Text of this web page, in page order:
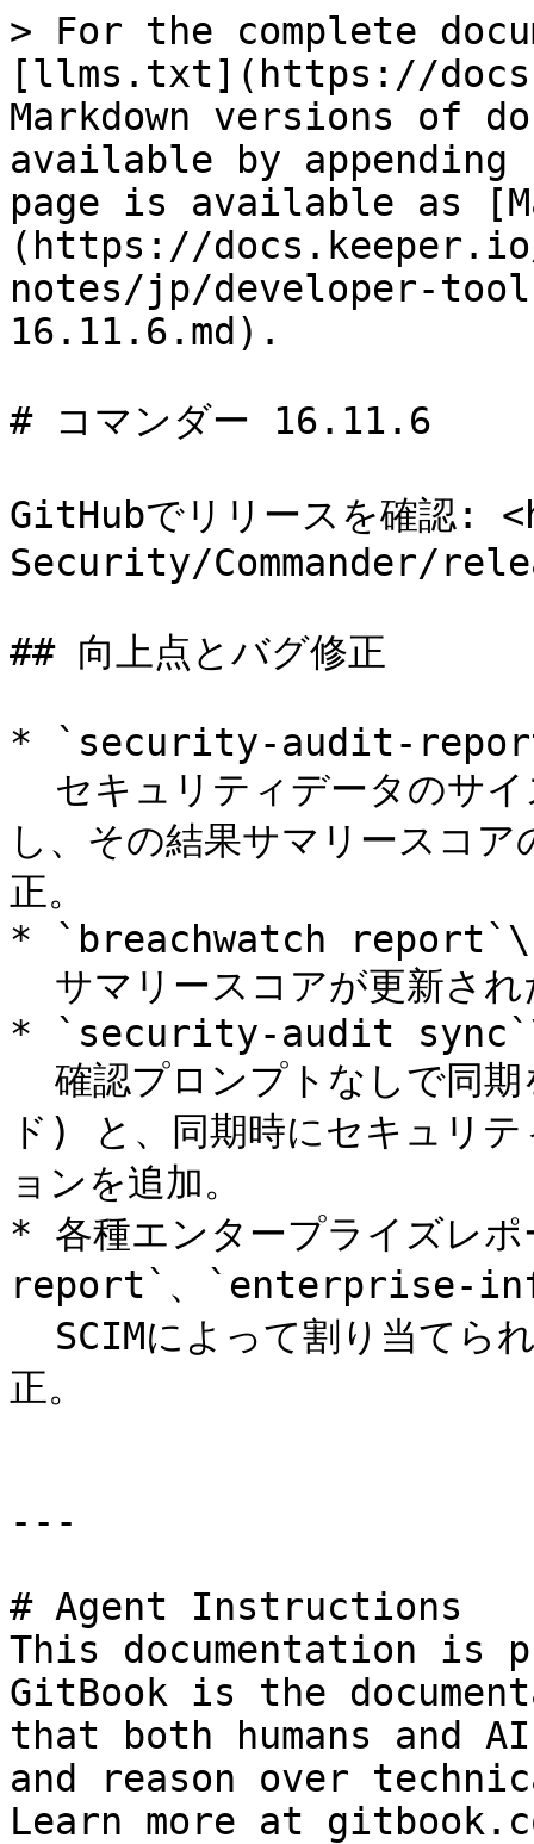
> For the complete
[llms.txt](https://
Markdown versions of
available by
page is available as
(https://
notes/jp/developer-
16.11.6.md).
# コマンダー 16.11.6
GitHubでリリースを確
Security/Commander/
## 向上点とバグ修正
* `security-audit-
し、その結果サマリースコ
正。
* `breachwatch report`\
* `security-audit
ド) と、同期時にセキュリ
ョンを追加。
* 各種エンタープライズ
report`、`enterprise-
正。
---
# Agent Instructions
This documentation is
GitBook is the
that both humans and
and reason over
Learn more at